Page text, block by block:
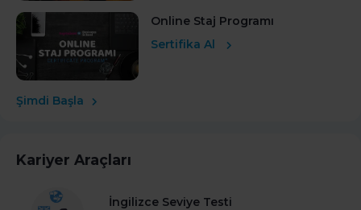
Online Staj Programı
Sertifika Al
Şimdi Başla
Kariyer Araçları
İngilizce Seviye Testi